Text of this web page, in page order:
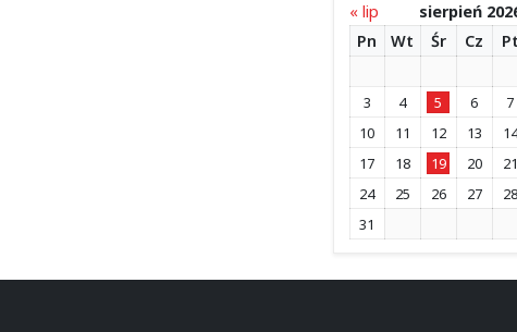
« lip sierpień
Pn
Wt Śr Cz Pt
3
4 5 6 7
10
11 12 13 14
17
18 19 20 21
24
25 26 27 28
31